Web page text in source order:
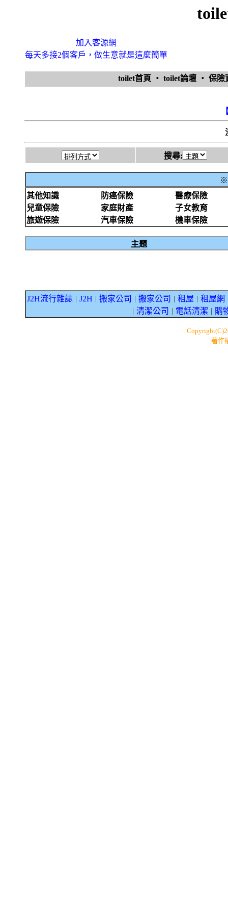
加入客源網
每天多接2個客戶，做生意就是這麼簡單
toilet首頁 ‧ toilet論壇 ‧ 保
搜尋:
※
其他知識
防癌保險
醫療保險
兒童保險
家庭財產
子女教育
旅遊保險
汽車保險 機車保險
主題
J2H流行雜誌 J2H 搬家公司 搬家公司 租屋 租屋網
清潔公司 電話清潔 購
著作